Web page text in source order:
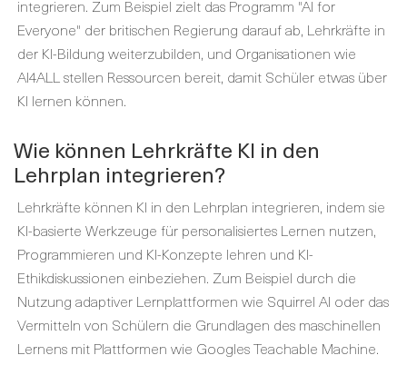
integrieren. Zum Beispiel zielt das Programm "AI for
Everyone" der britischen Regierung darauf ab, Lehrkräfte in
der KI-Bildung weiterzubilden, und Organisationen wie
AI4ALL stellen Ressourcen bereit, damit Schüler etwas über
KI lernen können.
Wie können Lehrkräfte KI in den
Lehrplan integrieren?
Lehrkräfte können KI in den Lehrplan integrieren, indem sie
KI-basierte Werkzeuge für personalisiertes Lernen nutzen,
Programmieren und KI-Konzepte lehren und KI-
Ethikdiskussionen einbeziehen. Zum Beispiel durch die
Nutzung adaptiver Lernplattformen wie Squirrel AI oder das
Vermitteln von Schülern die Grundlagen des maschinellen
Lernens mit Plattformen wie Googles Teachable Machine.